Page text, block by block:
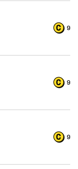
9
9
9